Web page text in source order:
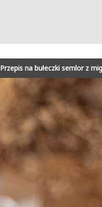
Przepis na bułeczki semlor z